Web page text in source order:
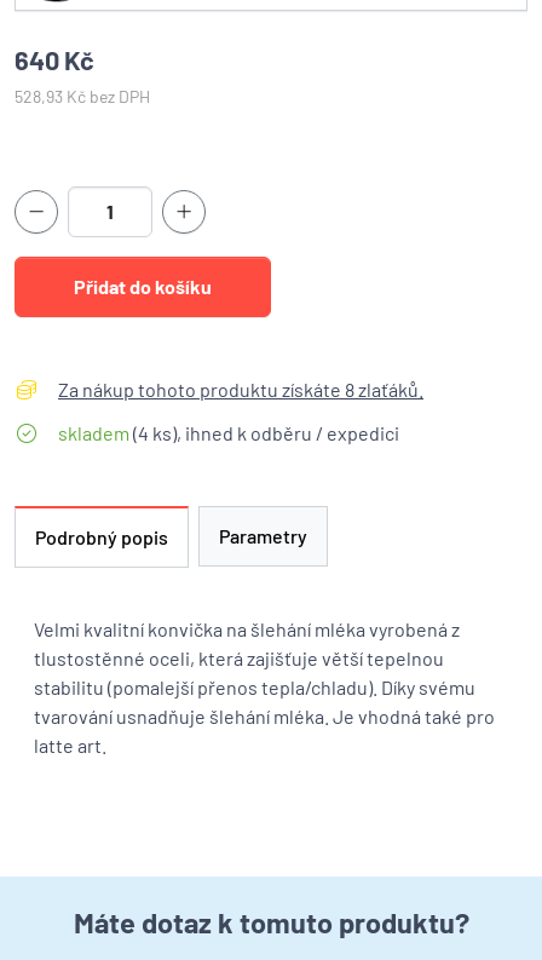
640 Kč
528,93 Kč bez DPH
Za nákup tohoto produktu získáte 8 zlaťáků.
skladem (4 ks), ihned k odběru / expedici
Podrobný popis Parametry
Velmi kvalitní konvička na šlehání mléka vyrobená z
tlustostěnné oceli, která zajišťuje větší tepelnou
stabilitu (pomalejší přenos tepla/chladu). Díky svému
tvarování usnadňuje šlehání mléka. Je vhodná také pro
latte art.
Máte dotaz k tomuto produktu?